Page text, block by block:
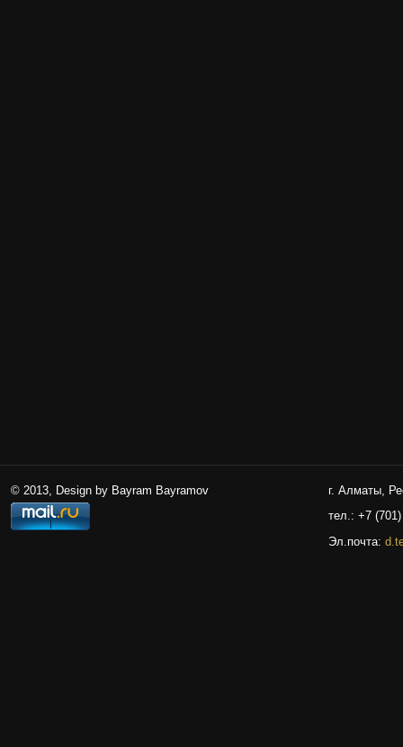
© 2013, Design by Bayram Bayramov
г. Алматы,
тел.: +7
Эл.почта: